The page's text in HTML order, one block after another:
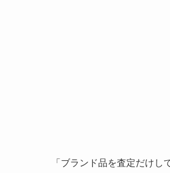
「ブランド品を査定だけ